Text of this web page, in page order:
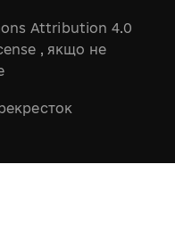
Attribution 4.0
, якщо не